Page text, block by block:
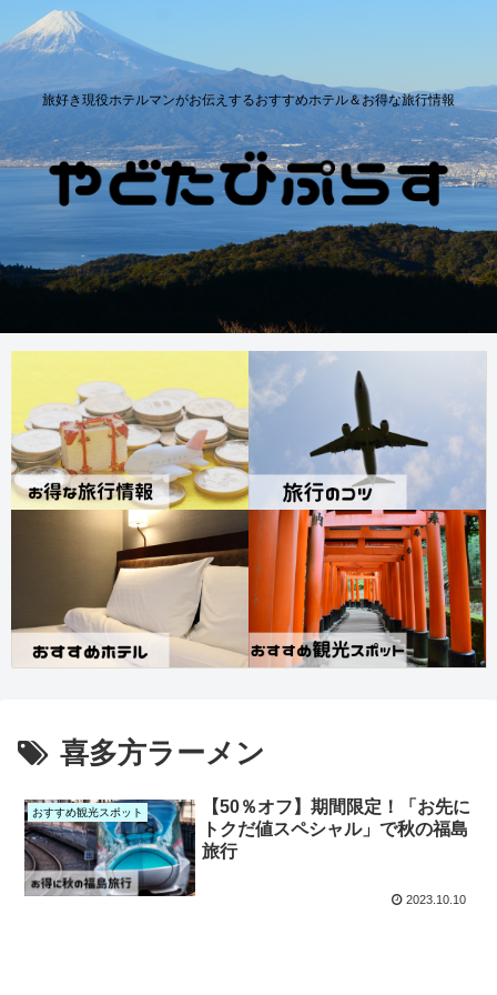
旅好き現役ホテルマンがお伝えするおすすめホテル＆お得な旅行情報
喜多方ラーメン
おすすめ観光スポット
【50％オフ】期間限定！「お先に
トクだ値スペシャル」で秋の福島
旅行
2023.10.10